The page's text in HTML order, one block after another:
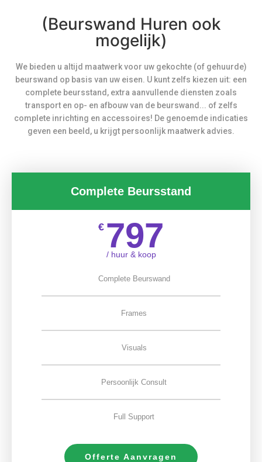
(Beurswand Huren ook
mogelijk)
We bieden u altijd maatwerk voor uw gekochte (of gehuurde)
beurswand op basis van uw eisen. U kunt zelfs kiezen uit: een
complete beursstand, extra aanvullende diensten zoals
transport en op- en afbouw van de beurswand... of zelfs
complete inrichting en accessoires! De genoemde indicaties
geven een beeld, u krijgt persoonlijk maatwerk advies.
Complete Beursstand
€ 797
/ huur & koop
Complete Beurswand
Frames
Visuals
Persoonlijk Consult
Full Support
Offerte Aanvragen